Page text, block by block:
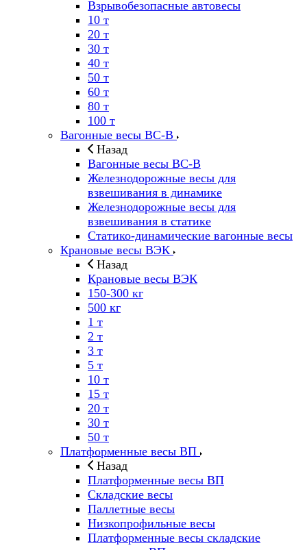
Взрывобезопасные автовесы
10 т
20 т
30 т
40 т
50 т
60 т
80 т
100 т
Вагонные весы ВС-В
Назад
Вагонные весы ВС-В
Железнодорожные весы для
взвешивания в динамике
Железнодорожные весы для
взвешивания в статике
Статико-динамические вагонные весы
Крановые весы ВЭК
Назад
Крановые весы ВЭК
150-300 кг
500 кг
1 т
2 т
3 т
5 т
10 т
15 т
20 т
30 т
50 т
Платформенные весы ВП
Назад
Платформенные весы ВП
Складские весы
Паллетные весы
Низкопрофильные весы
Платформенные весы складские